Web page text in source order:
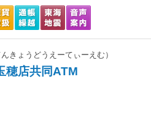
きょうどうえーてぃーえむ）
穂店共同ATM